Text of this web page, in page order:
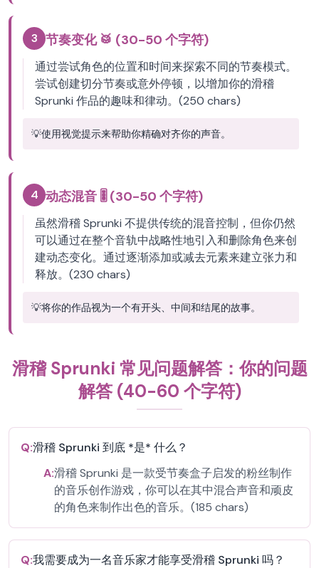
3 节奏变化 🥁 (30-50 个字符)
通过尝试角色的位置和时间来探索不同的节奏模式。
尝试创建切分节奏或意外停顿，以增加你的滑稽
Sprunki 作品的趣味和律动。(250 chars)
💡使用视觉提示来帮助你精确对齐你的声音。
4 动态混音 🎚️ (30-50 个字符)
虽然滑稽 Sprunki 不提供传统的混音控制，但你仍然
可以通过在整个音轨中战略性地引入和删除角色来创
建动态变化。通过逐渐添加或减去元素来建立张力和
释放。(230 chars)
💡将你的作品视为一个有开头、中间和结尾的故事。
滑稽 Sprunki 常见问题解答：你的问题
解答 (40-60 个字符)
Q:滑稽 Sprunki 到底 *是* 什么？
A:滑稽 Sprunki 是一款受节奏盒子启发的粉丝制作
的音乐创作游戏，你可以在其中混合声音和顽皮
的角色来制作出色的音乐。(185 chars)
Q:我需要成为一名音乐家才能享受滑稽 Sprunki 吗？